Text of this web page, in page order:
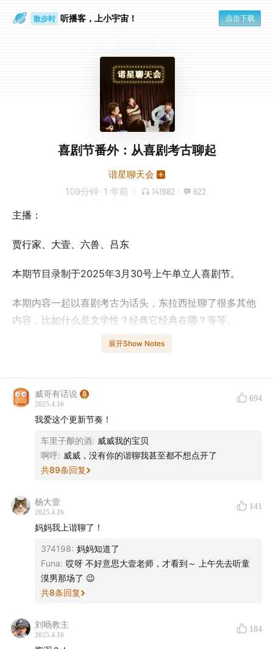
散步时 听播客，上小宇宙！ 点击下载
喜剧节番外：从喜剧考古聊起
谐星聊天会
109分钟 · 1 年前 141982 · 622
主播：
贾行家、大壹、六兽、吕东
本期节目录制于2025年3月30号上午单立人喜剧节。
本期内容一起以喜剧考古为话头，东拉西扯聊了很多其他
内容，比如什么是文学性？经典它经典在哪？等等。
片头片尾音乐
Bounce - Steven Gutheinz
展开Show Notes
威哥有话说
2025.4.16
694
我爱这个更新节奏！
车里子酿的酒: 威威我的宝贝
啊呼: 威威，没有你的谐聊我甚至都不想点开了
共89条回复
杨大壹
2025.4.16
141
妈妈我上谐聊了！
374198: 妈妈知道了
Funa: 哎呀 不好意思大壹老师，才看到～ 上午先去听童
漠男那场了 😉
共8条回复
刘旸教主
2025.4.16
184